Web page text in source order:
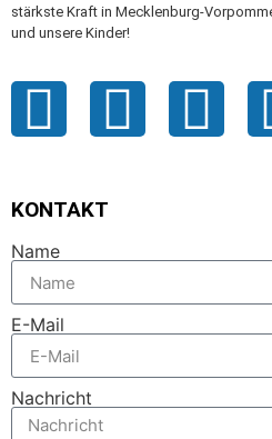
stärkste Kraft in Mecklenburg-
und unsere Kinder!
KONTAKT
Name
E-Mail
Nachricht